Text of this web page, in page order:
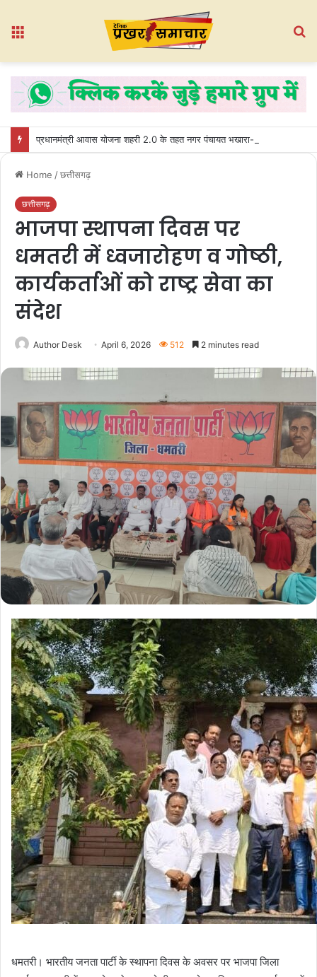
Home /छत्तीसगढ़
छत्तीसगढ़
भाजपा स्थापना दिवस पर
धमतरी में ध्वजारोहण व गोष्ठी,
कार्यकर्ताओं को राष्ट्र सेवा का
संदेश
Author Desk April 6, 2026 512 2 minutes read
धमतरी। भारतीय जनता पार्टी के स्थापना दिवस के अवसर पर भाजपा जिला